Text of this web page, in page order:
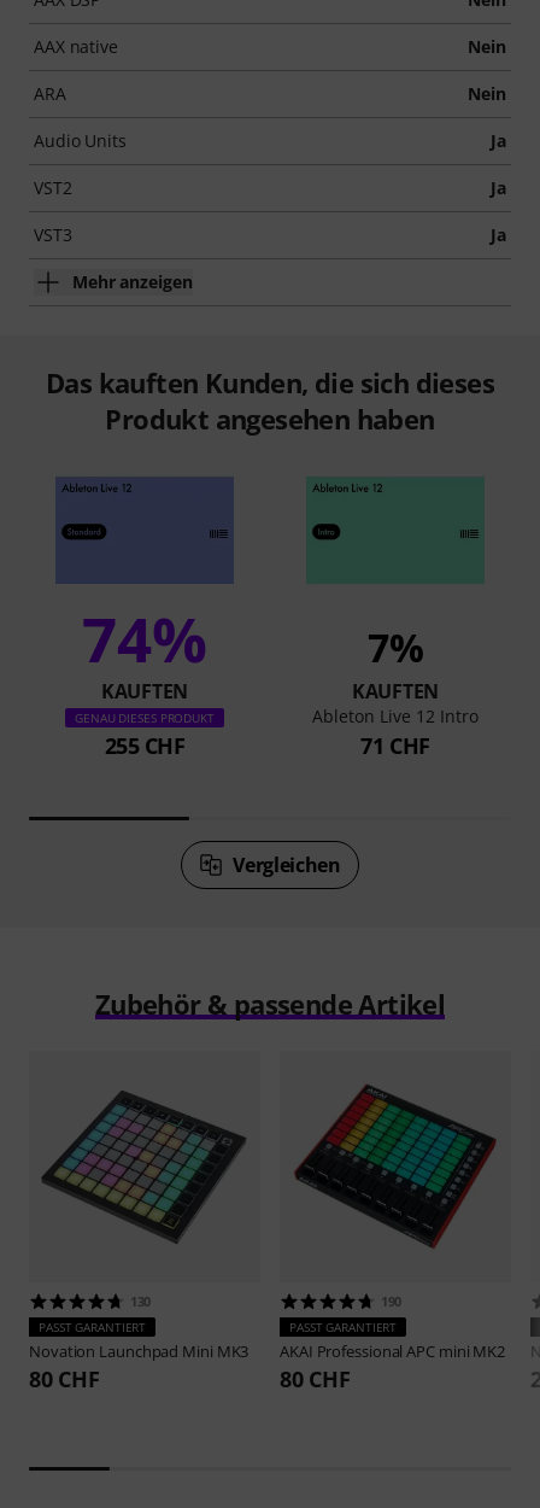
AAX native Nein
ARA Nein
Audio Units Ja
VST2 Ja
VST3 Ja
Mehr anzeigen
Das kauften Kunden, die sich dieses
Produkt angesehen haben
74%
KAUFTEN
GENAU DIESES PRODUKT
255 CHF
7%
KAUFTEN
Ableton Live 12 Intro
71 CHF
Vergleichen
Zubehör & passende Artikel
130
PASST GARANTIERT
Novation Launchpad Mini MK3
80 CHF
190
PASST GARANTIERT
AKAI ProfessionalAPC mini MK2
80 CHF